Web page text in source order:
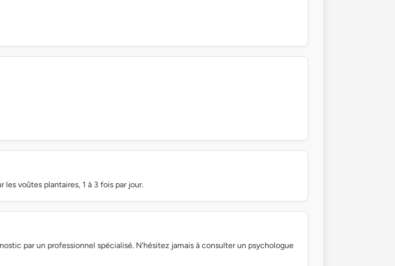
voûtes plantaires, 1 à 3 fois par jour.
par un professionnel spécialisé. N'hésitez jamais à consulter un psychologue